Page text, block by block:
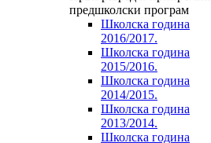
предшколски програм
Школска година
2016/2017.
Школска година
2015/2016.
Школска година
2014/2015.
Школска година
2013/2014.
Школска година